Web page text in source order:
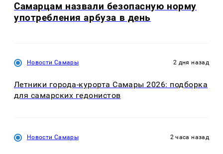
Самарцам назвали безопасную норму
употребления арбуза в день
Новости Самары 2 дня назад
Летники города-курорта Самары 2026: подборка
для самарских гедонистов
Новости Самары 2 часа назад